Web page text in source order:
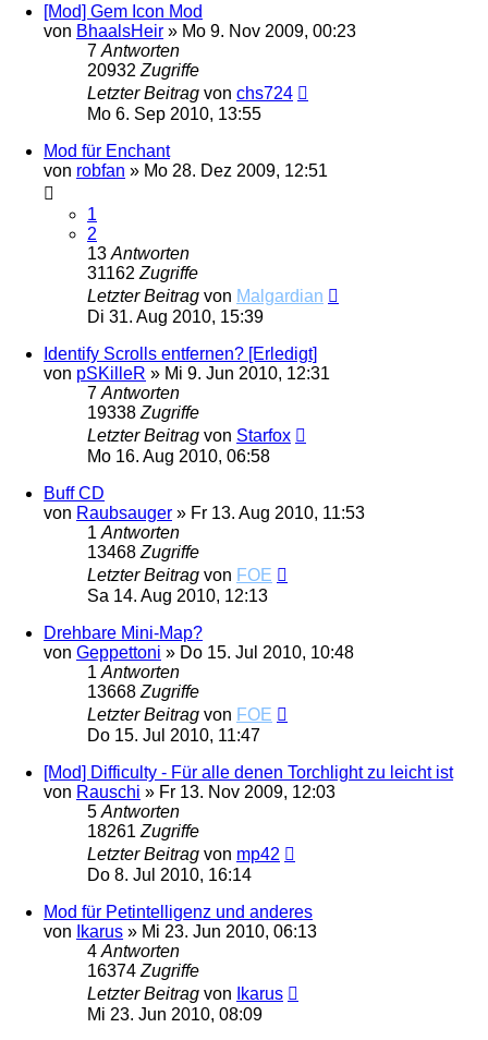
[Mod] Gem Icon Mod
von BhaalsHeir » Mo 9. Nov 2009, 00:23
7 Antworten
20932 Zugriffe
Letzter Beitrag von chs724
Mo 6. Sep 2010, 13:55
Mod für Enchant
von robfan » Mo 28. Dez 2009, 12:51
1
2
13 Antworten
31162 Zugriffe
Letzter Beitrag von Malgardian
Di 31. Aug 2010, 15:39
Identify Scrolls entfernen? [Erledigt]
von pSKilleR » Mi 9. Jun 2010, 12:31
7 Antworten
19338 Zugriffe
Letzter Beitrag von Starfox
Mo 16. Aug 2010, 06:58
Buff CD
von Raubsauger » Fr 13. Aug 2010, 11:53
1 Antworten
13468 Zugriffe
Letzter Beitrag von FOE
Sa 14. Aug 2010, 12:13
Drehbare Mini-Map?
von Geppettoni » Do 15. Jul 2010, 10:48
1 Antworten
13668 Zugriffe
Letzter Beitrag von FOE
Do 15. Jul 2010, 11:47
[Mod] Difficulty - Für alle denen Torchlight zu leicht ist
von Rauschi » Fr 13. Nov 2009, 12:03
5 Antworten
18261 Zugriffe
Letzter Beitrag von mp42
Do 8. Jul 2010, 16:14
Mod für Petintelligenz und anderes
von
Ikarus » Mi 23. Jun 2010, 06:13
4 Antworten
16374 Zugriffe
Letzter Beitrag von
Ikarus
Mi 23. Jun 2010, 08:09